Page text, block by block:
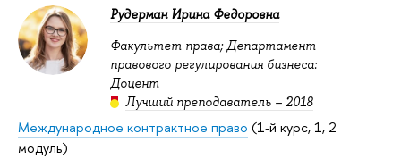
Рудерман Ирина Федоровна
Факультет права; Департамент
правового регулирования бизнеса:
Доцент
Лучший преподаватель – 2018
Международное контрактное право (1-й курс, 1, 2
модуль)